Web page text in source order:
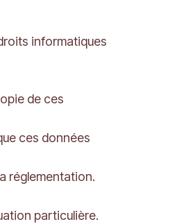
informatiques
de ces
ces données
réglementation.
particulière.